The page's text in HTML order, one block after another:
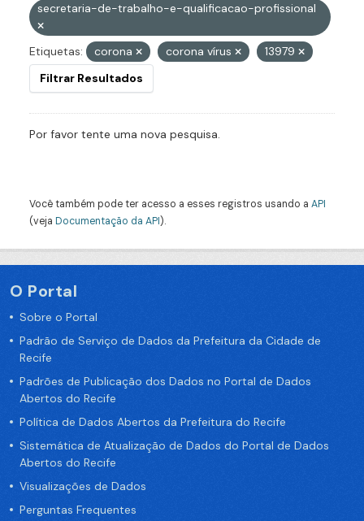
secretaria-de-trabalho-e-qualificacao-profissional
Etiquetas: corona corona vírus
13979
Filtrar Resultados
Por favor tente uma nova pesquisa.
Você também pode ter acesso a esses registros usando a API
(veja Documentação da API).
O Portal
Sobre o Portal
Padrão de Serviço de Dados da Prefeitura da Cidade de
Recife
Padrões de Publicação dos Dados no Portal de Dados
Abertos do Recife
Política de Dados Abertos da Prefeitura do Recife
Sistemática de Atualização de Dados do Portal de Dados
Abertos do Recife
Visualizações de Dados
Perguntas Frequentes